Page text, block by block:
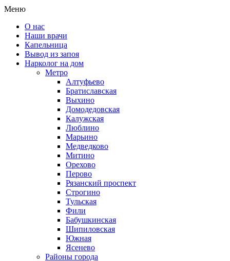
Меню
О нас
Наши врачи
Капельница
Вывод из запоя
Нарколог на дом
Метро
Алтуфьево
Братиславская
Выхино
Домодедовская
Калужская
Люблино
Марьино
Медведково
Митино
Орехово
Перово
Рязанский проспект
Строгино
Тульская
Фили
Бабушкинская
Шипиловская
Южная
Ясенево
Районы города